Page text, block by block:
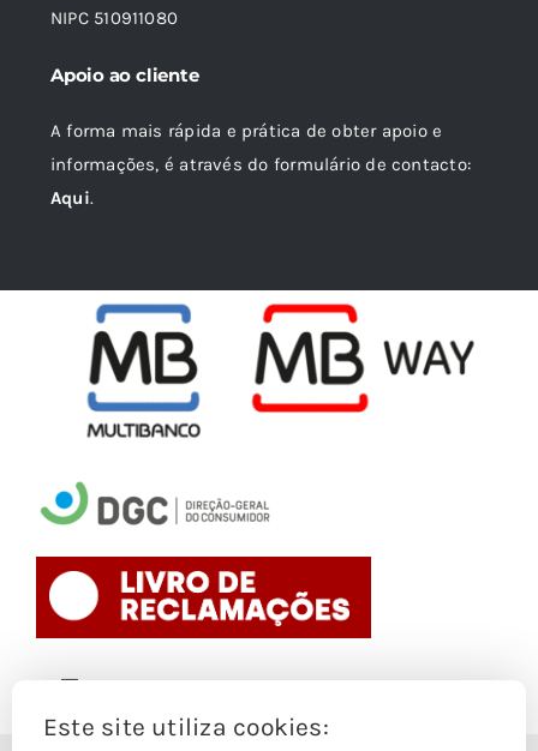
NIPC 510911080
Apoio ao cliente
A forma mais rápida e prática de obter apoio e
informações, é através do formulário de contacto:
Aqui.
Navigation
Este site utiliza cookies: